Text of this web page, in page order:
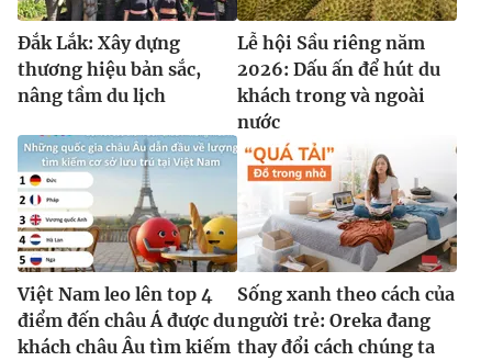
Đắk Lắk: Xây dựng
thương hiệu bản sắc,
nâng tầm du lịch
Lễ hội Sầu riêng năm
2026: Dấu ấn để hút du
khách trong và ngoài
nước
Việt Nam leo lên top 4
điểm đến châu Á được du
khách châu Âu tìm kiếm
Sống xanh theo cách của
người trẻ: Oreka đang
thay đổi cách chúng ta